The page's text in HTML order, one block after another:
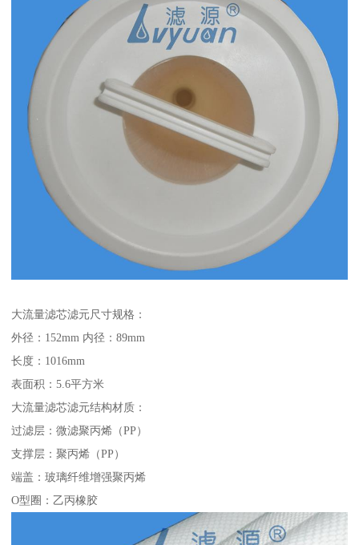
大流量滤芯滤元尺寸规格：
外径：152mm 内径：89mm
长度：1016mm
表面积：5.6平方米
大流量滤芯滤元结构材质：
过滤层：微滤聚丙烯（PP）
支撑层：聚丙烯（PP）
端盖：玻璃纤维增强聚丙烯
O型圈：乙丙橡胶